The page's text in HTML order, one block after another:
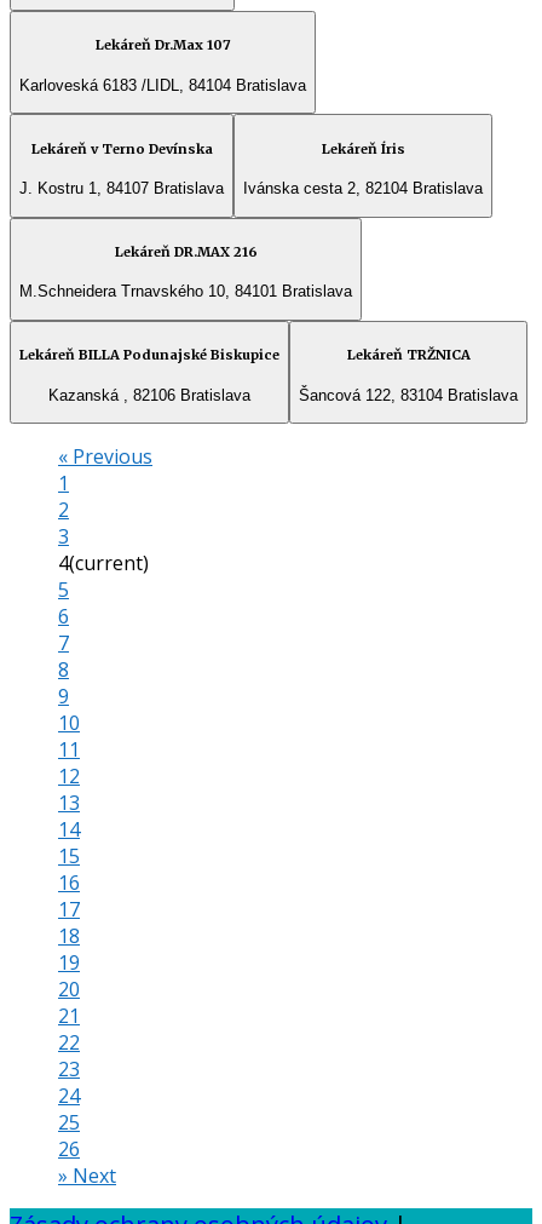
Lekáreň Dr.Max 107
Karloveská 6183 /LIDL, 84104 Bratislava
Lekáreň v Terno Devínska
J. Kostru 1, 84107 Bratislava
Lekáreň Íris
Ivánska cesta 2, 82104 Bratislava
Lekáreň DR.MAX 216
M.Schneidera Trnavského 10, 84101 Bratislava
Lekáreň BILLA Podunajské Biskupice
Kazanská , 82106 Bratislava
Lekáreň TRŽNICA
Šancová 122, 83104 Bratislava
« Previous
1
2
3
4(current)
5
6
7
8
9
10
11
12
13
14
15
16
17
18
19
20
21
22
23
24
25
26
» Next